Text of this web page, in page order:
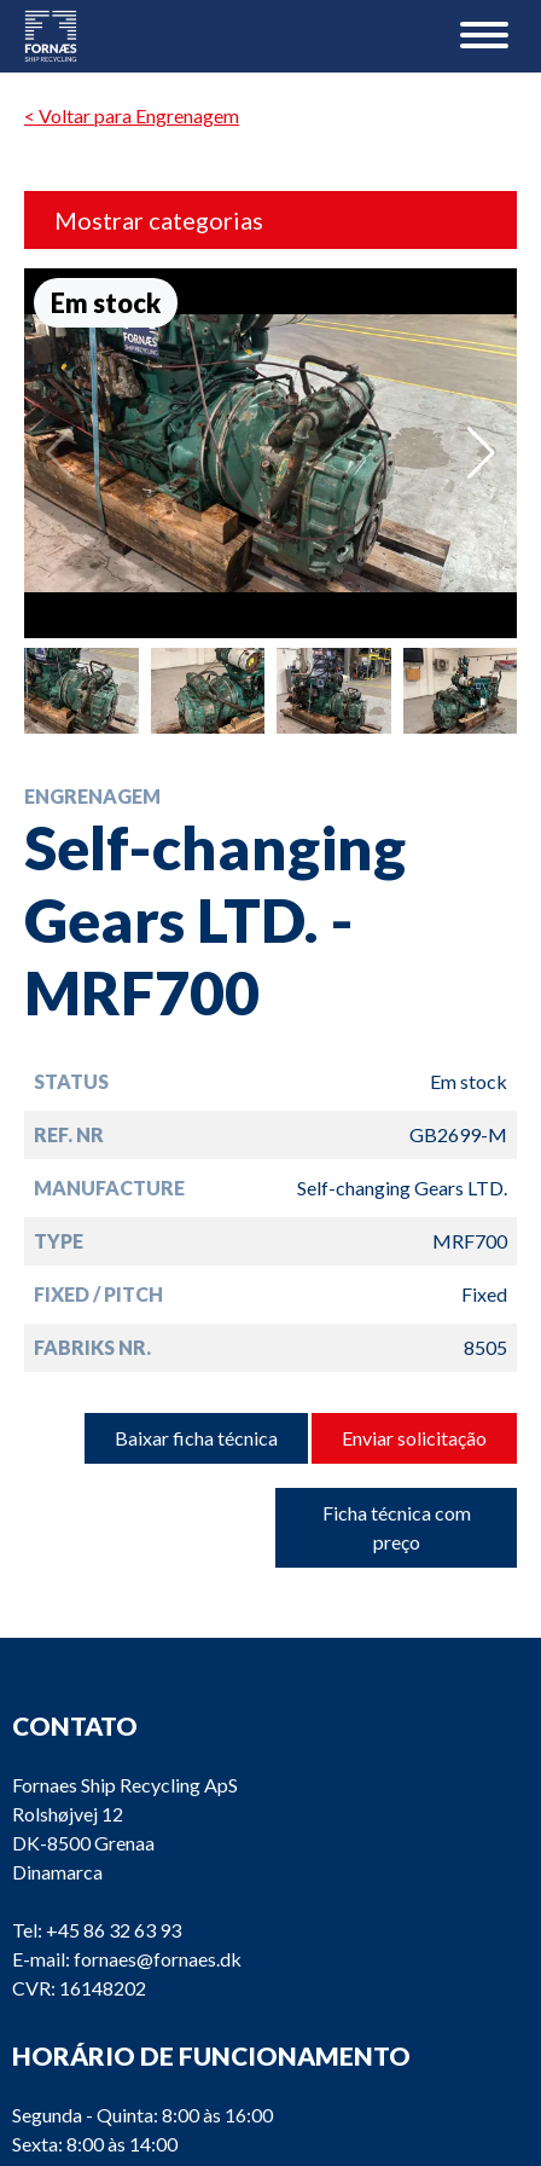
< Voltar para Engrenagem
Mostrar categorias
Em stock
ENGRENAGEM
Self-changing
Gears LTD. -
MRF700
STATUS Em stock
REF. NR GB2699-M
MANUFACTURE Self-changing Gears LTD.
TYPE MRF700
FIXED / PITCH Fixed
FABRIKS NR. 8505
Baixar ficha técnica Enviar solicitação
Ficha técnica com
preço
CONTATO
Fornaes Ship Recycling ApS
Rolshøjvej 12
DK-8500 Grenaa
Dinamarca
Tel: +45 86 32 63 93
E-mail: fornaes@fornaes.dk
CVR: 16148202
HORÁRIO DE FUNCIONAMENTO
Segunda - Quinta: 8:00 às 16:00
Sexta: 8:00 às 14:00